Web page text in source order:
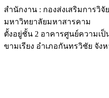
สำนักงาน : กองส่งเสริมการวิ
มหาวิทยาลัยมหาสารคาม
ตั้งอยู่ชั้น 2 อาคารศูนย์ความเ
ขามเรียง อำเภอกันทรวิชัย จัง